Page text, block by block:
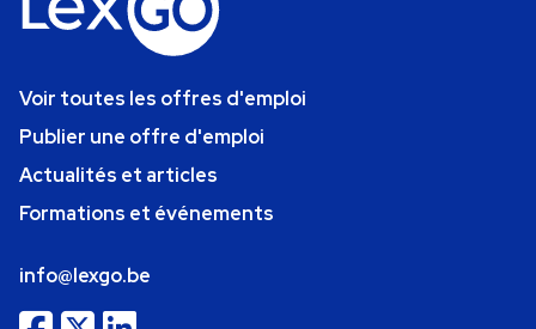
Voir toutes les offres d'emploi
Publier une offre d'emploi
Actualités et articles
Formations et événements
info@lexgo.be